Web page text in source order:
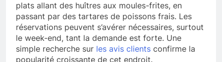
plats allant des huîtres aux moules-frites, en
passant par des tartares de poissons frais. Les
réservations peuvent s’avérer nécessaires, surtout
le week-end, tant la demande est forte. Une
simple recherche sur les avis clients confirme la
popularité croissante de cet endroit.